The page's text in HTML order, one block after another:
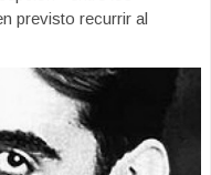
previsto recurrir al